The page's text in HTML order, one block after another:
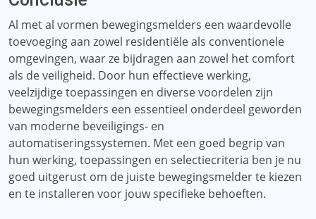
Al met al vormen bewegingsmelders een waardevolle
toevoeging aan zowel residentiële als conventionele
omgevingen, waar ze bijdragen aan zowel het comfort
als de veiligheid. Door hun effectieve werking,
veelzijdige toepassingen en diverse voordelen zijn
bewegingsmelders een essentieel onderdeel geworden
van moderne beveiligings- en
automatiseringssystemen. Met een goed begrip van
hun werking, toepassingen en selectiecriteria ben je nu
goed uitgerust om de juiste bewegingsmelder te kiezen
en te installeren voor jouw specifieke behoeften.